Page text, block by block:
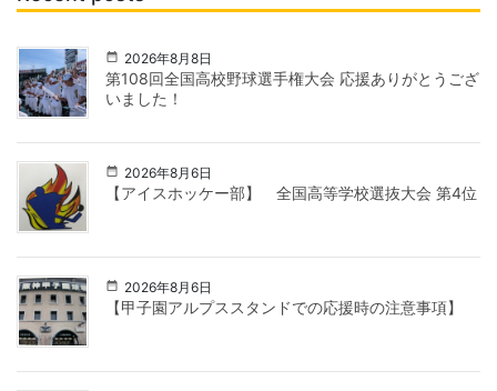
2026年8月8日
第108回全国高校野球選手権大会 応援ありがとうござ
いました！
2026年8月6日
【アイスホッケー部】 全国高等学校選抜大会 第4位
2026年8月6日
【甲子園アルプススタンドでの応援時の注意事項】